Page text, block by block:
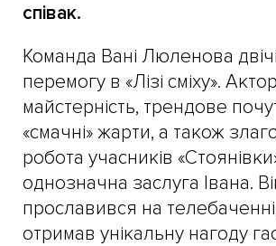
співак.
Команда Вані Люленова
перемогу в «Лізі сміху».
майстерність, трендове
«смачні» жарти, а також
робота учасників
однозначна заслуга Івана.
прославився на
отримав унікальну нагоду